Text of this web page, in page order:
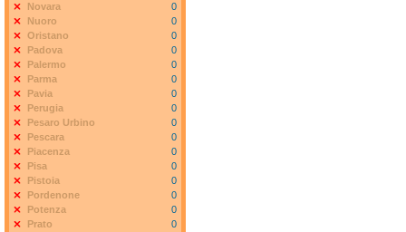
Novara
0
Nuoro
0
Oristano
0
Padova
0
Palermo
0
Parma
0
Pavia
0
Perugia
0
Pesaro Urbino
0
Pescara
0
Piacenza
0
Pisa
0
Pistoia
0
Pordenone
0
Potenza
0
Prato
0